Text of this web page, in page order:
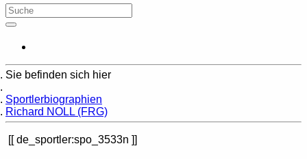
Sie befinden sich hier
Sportlerbiographien
Richard NOLL (FRG)
de_sportler:spo_3533n